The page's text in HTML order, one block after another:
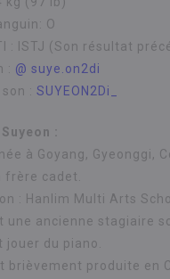
O
:
ISTJ (Son résultat
: @ suye.on2di
: SUYEON2Di_
:
à Goyang, Gyeonggi,
frère cadet.
: Hanlim Multi Arts
une ancienne stagiaire
jouer du piano.
brièvement produite en